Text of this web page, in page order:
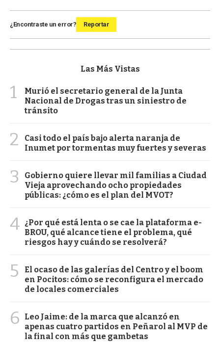
¿Encontraste un error? Reportar
Las Más Vistas
1
Murió el secretario general de la Junta
Nacional de Drogas tras un siniestro de
tránsito
2
Casi todo el país bajo alerta naranja de
Inumet por tormentas muy fuertes y severas
3
Gobierno quiere llevar mil familias a Ciudad
Vieja aprovechando ocho propiedades
públicas: ¿cómo es el plan del MVOT?
4 ¿Por qué está lenta o se cae la plataforma e-
BROU, qué alcance tiene el problema, qué
riesgos hay y cuándo se resolverá?
5
El ocaso de las galerías del Centro y el boom
en Pocitos: cómo se reconfigura el mercado
de locales comerciales
6
Leo Jaime: de la marca que alcanzó en
apenas cuatro partidos en Peñarol al MVP de
la final con más que gambetas